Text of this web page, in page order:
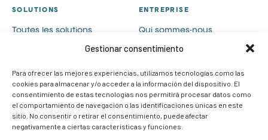
Gestionar consentimiento
Para ofrecer las mejores experiencias, utilizamos tecnologías como las
cookies para almacenar y/o acceder a la información del dispositivo. El
consentimiento de estas tecnologías nos permitirá procesar datos como
el comportamiento de navegación o las identificaciones únicas en este
sitio. No consentir o retirar el consentimiento, puede afectar
negativamente a ciertas características y funciones.
SOLUTIONS
Toutes les solutions
Communication visuelle
PLV
Cas de succès
ENTREPRISE
Qui sommes-nous
Catalogues
Contact
Rejoignez-nous
CONTACT